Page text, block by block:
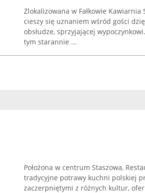
Zlokalizowana w Fałkowie
cieszy się uznaniem wśród gości
obsłudze, sprzyjającej
tym starannie ...
Położona w centrum Staszowa,
tradycyjne potrawy kuchni polskiej
zaczerpniętymi z różnych kultur,